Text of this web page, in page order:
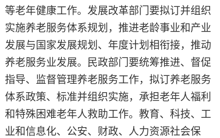
等老年健康工作。发展改革部门要拟订并组织
实施养老服务体系规划，推进老龄事业和产业
发展与国家发展规划、年度计划相衔接，推动
养老服务业发展。民政部门要统筹推进、督促
指导、监督管理养老服务工作，拟订养老服务
体系政策、标准并组织实施，承担老年人福利
和特殊困难老年人救助工作。教育、科技、工
业和信息化、公安、财政、人力资源社会保